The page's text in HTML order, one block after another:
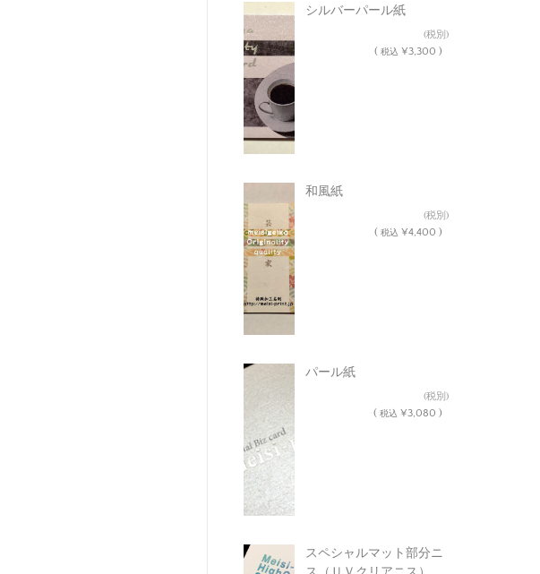
シルバーパール紙
(税別)
( 税込 ¥3,300 )
和風紙
(税別)
( 税込 ¥4,400 )
パール紙
(税別)
( 税込 ¥3,080 )
スペシャルマット部分ニ